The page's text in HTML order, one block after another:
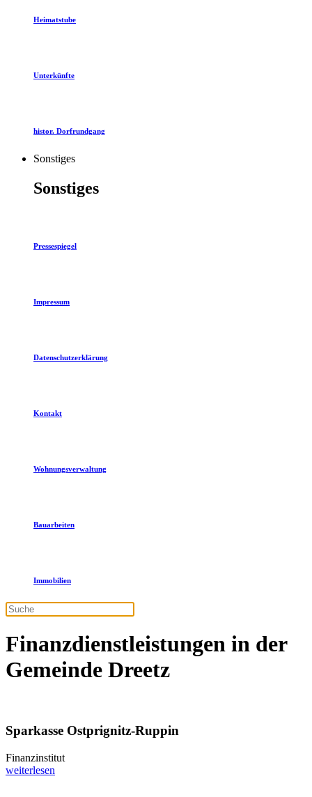
Heimatstube
Unterkünfte
histor. Dorfrundgang
Sonstiges
Sonstiges
Pressespiegel
Impressum
Datenschutzerklärung
Kontakt
Wohnungsverwaltung
Bauarbeiten
Immobilien
Finanzdienstleistungen in der
Gemeinde Dreetz
Sparkasse Ostprignitz-Ruppin
Finanzinstitut
weiterlesen